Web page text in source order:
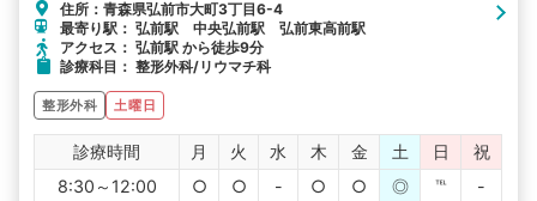
住所：青森県弘前市大町3丁目6-4
最寄り駅： 弘前駅 中央弘前駅 弘前東高前駅
アクセス： 弘前駅 から徒歩9分
診療科目： 整形外科/リウマチ科
整形外科 土曜日
診療時間 月 火 水 木 金 土 日
祝
8:30～12:00
○ ○ - ○ ○ ◎ ℡
-